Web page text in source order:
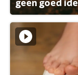
geen goed